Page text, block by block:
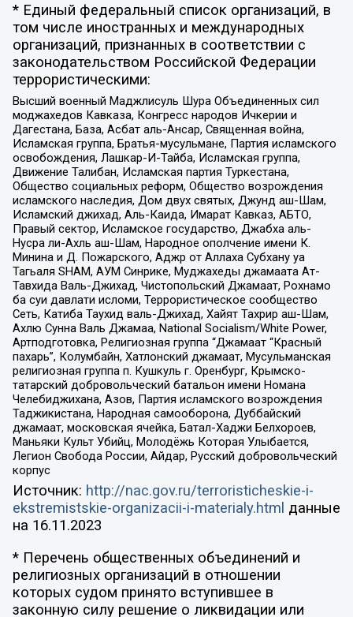
* Единый федеральный список организаций, в
том числе иностранных и международных
организаций, признанных в соответствии с
законодательством Российской Федерации
террористическими:
Высший военный Маджлисуль Шура Объединенных сил
моджахедов Кавказа, Конгресс народов Ичкерии и
Дагестана, База, Асбат аль-Ансар, Священная война,
Исламская группа, Братья-мусульмане, Партия исламского
освобождения, Лашкар-И-Тайба, Исламская группа,
Движение Талибан, Исламская партия Туркестана,
Общество социальных реформ, Общество возрождения
исламского наследия, Дом двух святых, Джунд аш-Шам,
Исламский джихад, Аль-Каида, Имарат Кавказ, АБТО,
Правый сектор, Исламское государство, Джабха аль-
Нусра ли-Ахль аш-Шам, Народное ополчение имени К.
Минина и Д. Пожарского, Аджр от Аллаха Субхану уа
Тагьаля SHAM, АУМ Синрике, Муджахеды джамаата Ат-
Тавхида Валь-Джихад, Чистопольский Джамаат, Рохнамо
ба суи давлати исломи, Террористическое сообщество
Сеть, Катиба Таухид валь-Джихад, Хайят Тахрир аш-Шам,
Ахлю Сунна Валь Джамаа, National Socialism/White Power,
Артподготовка, Религиозная группа “Джамаат “Красный
пахарь”, Колумбайн, Хатлонский джамаат, Мусульманская
религиозная группа п. Кушкуль г. Оренбург, Крымско-
татарский добровольческий батальон имени Номана
Челебиджихана, Азов, Партия исламского возрождения
Таджикистана, Народная самооборона, Дуббайский
джамаат, московская ячейка, Батал-Хаджи Белхороев,
Маньяки Культ Убийц, Молодёжь Которая Улыбается,
Легион Свобода России, Айдар, Русский добровольческий
корпус
Источник: http://nac.gov.ru/terroristicheskie-i-
ekstremistskie-organizacii-i-materialy.html данные
на 16.11.2023
* Перечень общественных объединений и
религиозных организаций в отношении
которых судом принято вступившее в
законную силу решение о ликвидации или